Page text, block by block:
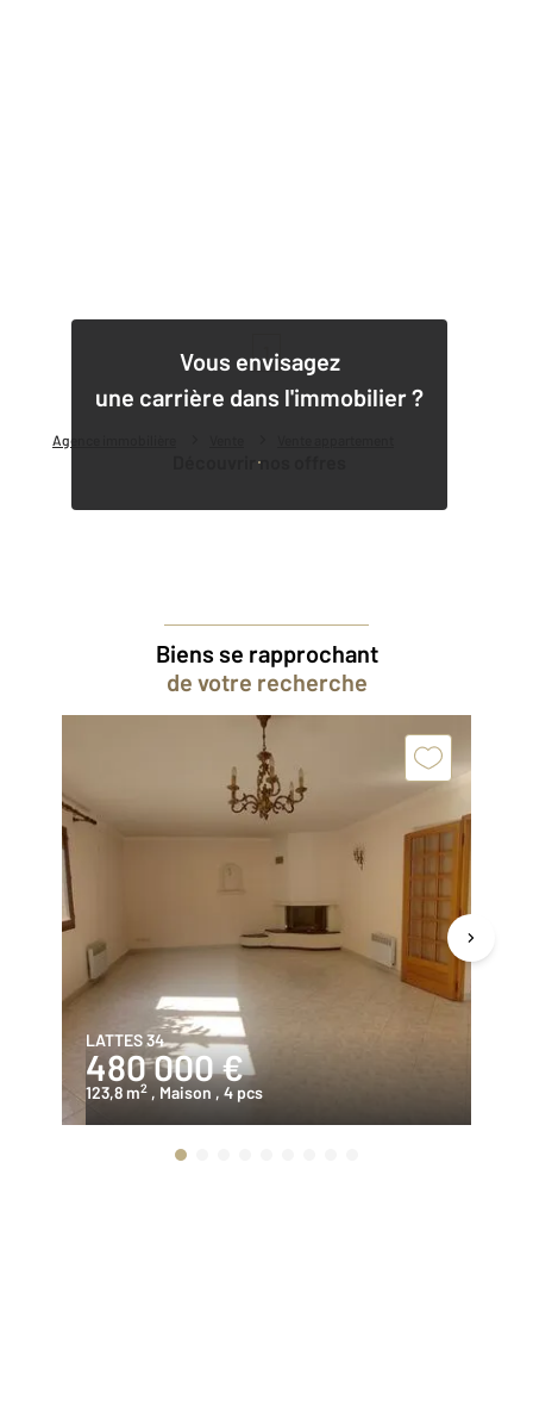
Agence immobilière
Vous envisagez
une carrière dans l'immobilier ?
Découvrir nos offres
1
Biens se rapprochant
de votre recherche
LATTES 34
480 000 €
123,8 m2 , Maison , 4 pcs